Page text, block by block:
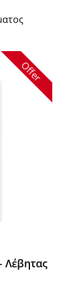
Offer
Λέβητας